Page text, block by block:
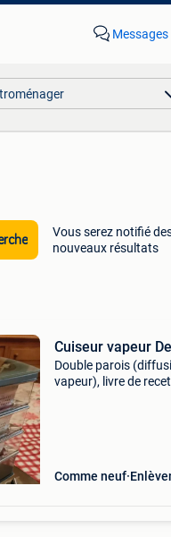
Messages
Vous serez notifié
nouveaux résultats
Cuiseur vapeur
Double parois
vapeur), livre de
Comme neuf